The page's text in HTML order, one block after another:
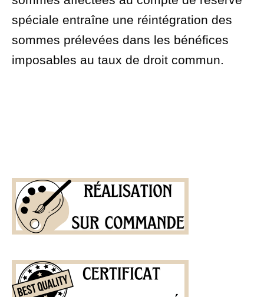
spéciale entraîne une réintégration des
sommes prélevées dans les bénéfices
imposables au taux de droit commun.